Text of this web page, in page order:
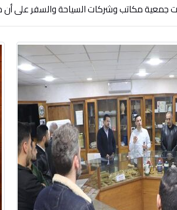
جمعية مكاتب وشركات السياحة والسفر على